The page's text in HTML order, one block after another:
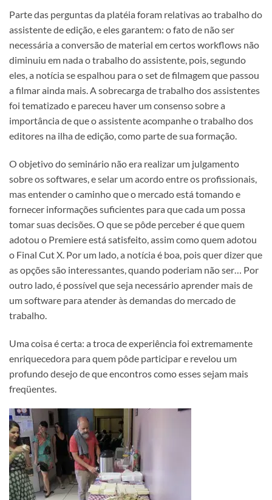
Parte das perguntas da platéia foram relativas ao trabalho do
assistente de edição, e eles garantem: o fato de não ser
necessária a conversão de material em certos workflows não
diminuiu em nada o trabalho do assistente, pois, segundo
eles, a notícia se espalhou para o set de filmagem que passou
a filmar ainda mais. A sobrecarga de trabalho dos assistentes
foi tematizado e pareceu haver um consenso sobre a
importância de que o assistente acompanhe o trabalho dos
editores na ilha de edição, como parte de sua formação.
O objetivo do seminário não era realizar um julgamento
sobre os softwares, e selar um acordo entre os profissionais,
mas entender o caminho que o mercado está tomando e
fornecer informações suficientes para que cada um possa
tomar suas decisões. O que se pôde perceber é que quem
adotou o Premiere está satisfeito, assim como quem adotou
o Final Cut X. Por um lado, a notícia é boa, pois quer dizer que
as opções são interessantes, quando poderiam não ser… Por
outro lado, é possível que seja necessário aprender mais de
um software para atender às demandas do mercado de
trabalho.
Uma coisa é certa: a troca de experiência foi extremamente
enriquecedora para quem pôde participar e revelou um
profundo desejo de que encontros como esses sejam mais
freqüentes.